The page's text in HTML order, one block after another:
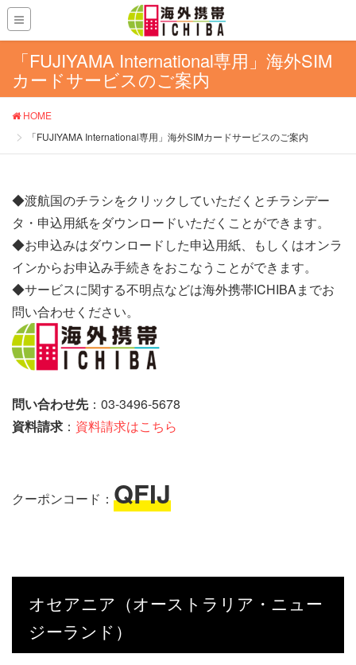
「FUJIYAMA International専用」海外SIM
カードサービスのご案内
HOME
「FUJIYAMA International専用」海外SIMカードサービスのご案内
◆渡航国のチラシをクリックしていただくとチラシデー
タ・申込用紙をダウンロードいただくことができます。
◆お申込みはダウンロードした申込用紙、もしくはオンラ
インからお申込み手続きをおこなうことができます。
◆サービスに関する不明点などは海外携帯ICHIBAまでお
問い合わせください。
問い合わせ先：03-3496-5678
資料請求 ： 資料請求はこちら
クーポンコード： QFIJ
オセアニア（オーストラリア・ニュー
ジーランド）